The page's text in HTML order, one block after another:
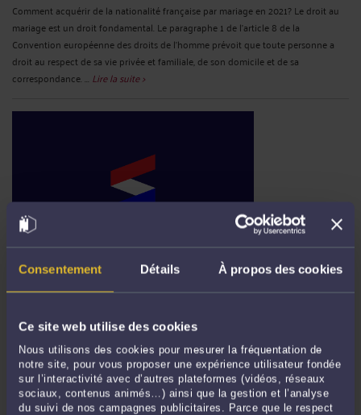
Consentement Détails À propos des cookies
Ce site web utilise des cookies
Nous utilisons des cookies pour mesurer la fréquentation de
notre site, pour vous proposer une expérience utilisateur fondée
sur l’interactivité avec d’autres plateformes (vidéos, réseaux
sociaux, contenus animés…) ainsi que la gestion et l’analyse
du suivi de nos campagnes publicitaires. Parce que le respect
Comment acquérir de la nationalité française par mariage en 2021? Le droit au
mariage est un droit fondamental. Le paragraphe 1 de l’article 8 de la
Convention européenne des droits de l'homme prévoit que toute personne a
droit au respect de sa vie privée et familiale, de son domicile et de sa
correspondance. ... Lire la suite >
COMMENT OBTENIR UNE CARTE DE RÉSIDENT EN 2021 ?
ParGrégoire HERVETle 22/10/2021
Comment obtenir une carte de résident en 2021 ? Les étrangers peuvent se voir
délivrer d’une carte de résident qui est valable pendant 10 ans. Pour obtenir
cette carte, l’étranger doit résider en France depuis au moins 5 ans, mais certains
étrangers sont soumis à d’autres conditions ...Lire la suite >